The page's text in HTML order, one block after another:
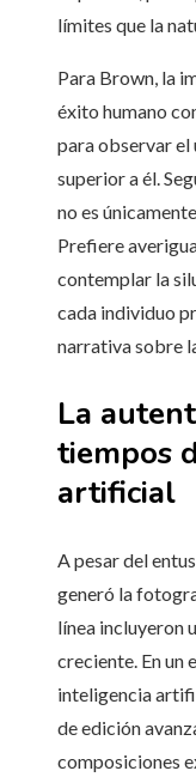
límites que la
Para Brown, la
éxito humano
para observar el
superior a él.
no es
Prefiere
contemplar la
cada individuo
narrativa sobre
La
tiempos
artificial
A pesar del
generó la
línea incluyeron
creciente. En un
inteligencia
de edición
composiciones